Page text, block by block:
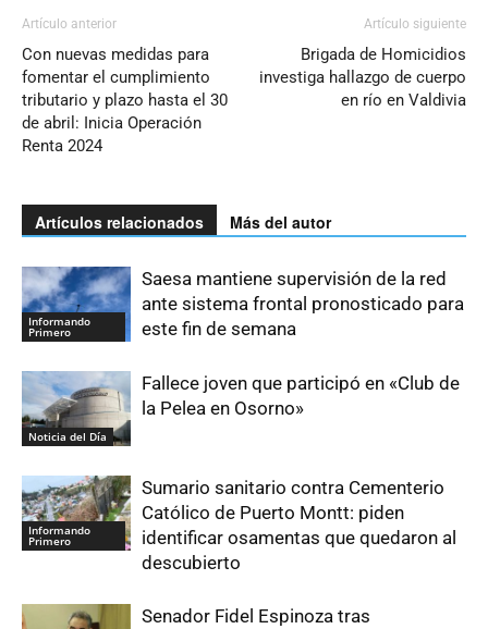
Artículo anterior
Con nuevas medidas para
fomentar el cumplimiento
tributario y plazo hasta el 30
de abril: Inicia Operación
Renta 2024
Artículo siguiente
Brigada de Homicidios
investiga hallazgo de cuerpo
en río en Valdivia
Artículos relacionados Más del autor
Informando
Primero
Saesa mantiene supervisión de la red
ante sistema frontal pronosticado para
este fin de semana
Noticia del Día
Fallece joven que participó en «Club de
la Pelea en Osorno»
Informando
Primero
Sumario sanitario contra Cementerio
Católico de Puerto Montt: piden
identificar osamentas que quedaron al
descubierto
Senador Fidel Espinoza tras